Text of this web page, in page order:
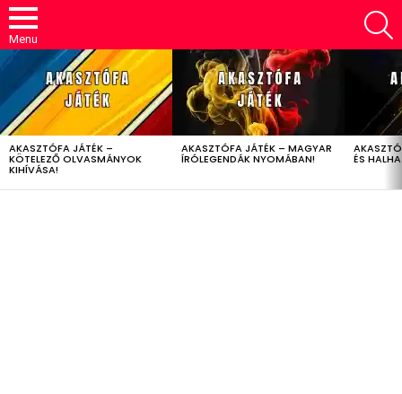
Menu
LATEST
STORIES
AKASZTÓFA JÁTÉK –
KÖTELEZŐ OLVASMÁNYOK
KIHÍVÁSA!
AKASZTÓFA JÁTÉK – MAGYAR
ÍRÓLEGENDÁK NYOMÁBAN! ÉS